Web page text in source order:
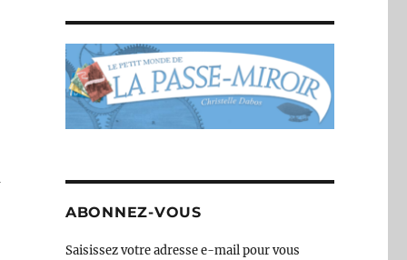
ABONNEZ-VOUS
Saisissez votre adresse e-mail pour vous